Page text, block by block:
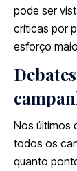
pode ser
críticas por
esforço
Nos últimos
todos os
quanto